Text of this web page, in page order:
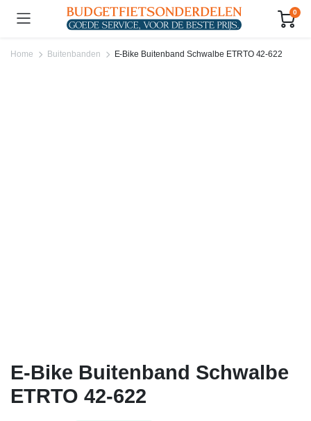
0
Home Buitenbanden E-Bike Buitenband Schwalbe ETRTO 42-622
E-Bike Buitenband Schwalbe
ETRTO 42-622